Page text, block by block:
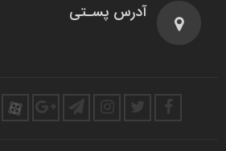
آدرس پسـتی